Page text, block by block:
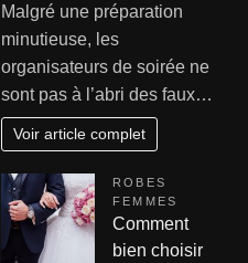
Malgré une préparation
minutieuse, les
organisateurs de soirée ne
sont pas à l’abri des faux…
Voir article complet
ROBES
FEMMES
Comment
bien choisir